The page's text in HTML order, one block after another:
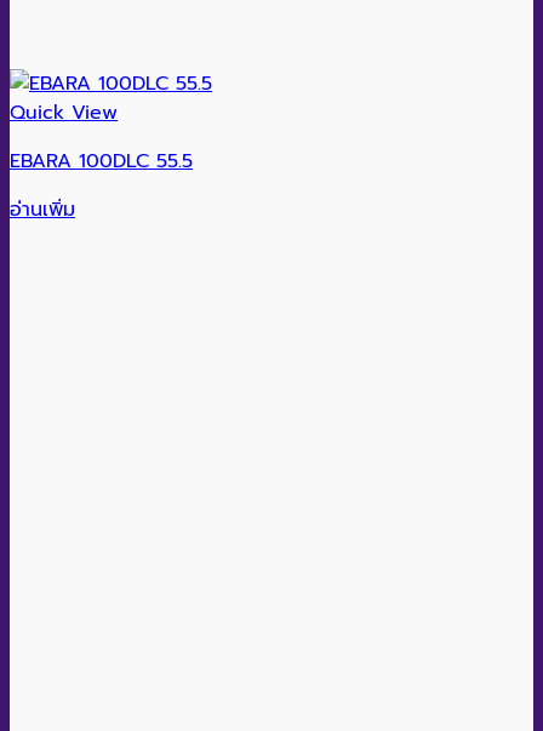
Quick View
EBARA 100DLC 55.5
อ่านเพิ่ม